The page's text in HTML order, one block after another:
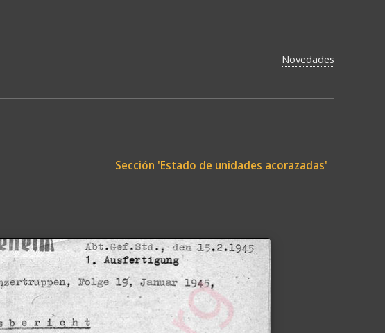
Novedades
Sección 'Estado de unidades acorazadas'